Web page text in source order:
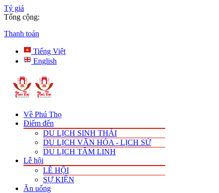
Tỷ giá
Tổng cộng:
Thanh toán
Tiếng Việt
English
Về Phú Thọ
Điểm đến
DU LỊCH SINH THÁI
DU LỊCH VĂN HÓA - LỊCH SỬ
DU LỊCH TÂM LINH
Lễ hội
LỄ HỘI
SỰ KIỆN
Ăn uống